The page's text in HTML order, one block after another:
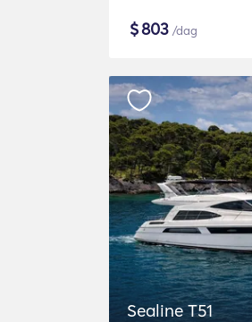
$803 /dag
Sealine T51